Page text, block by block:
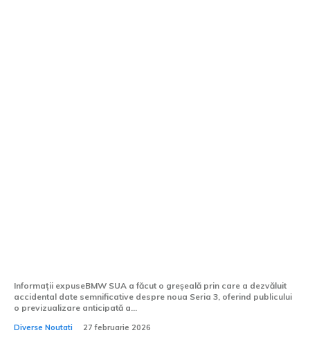
Informații expuseBMW SUA a făcut o greșeală prin care a dezvăluit
accidental date semnificative despre noua Seria 3, oferind publicului
o previzualizare anticipată a...
Diverse Noutati 27 februarie 2026